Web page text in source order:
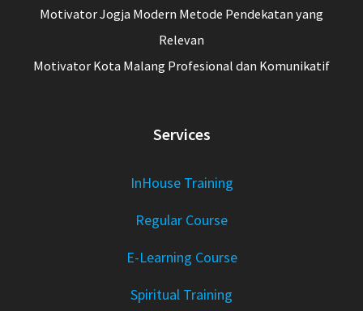
Motivator Jogja Modern Metode Pendekatan yang
Relevan
Motivator Kota Malang Profesional dan Komunikatif
Services
InHouse Training
Regular Course
E-Learning Course
Spiritual Training